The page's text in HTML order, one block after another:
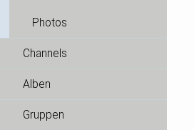
Photos
Channels
Alben
Gruppen